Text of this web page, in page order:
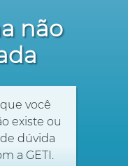
não
você
existe ou
dúvida
a GETI.